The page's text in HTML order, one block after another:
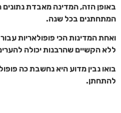
באופן הזה, המדינה מאבדת נתונים
המתחתנים בכל שנה.
ואחת המדינות הכי פופולאריות
ללא הקשיים שהרבנות יכולה
בואו נבין מדוע היא נחשבת כה
להתחתן.